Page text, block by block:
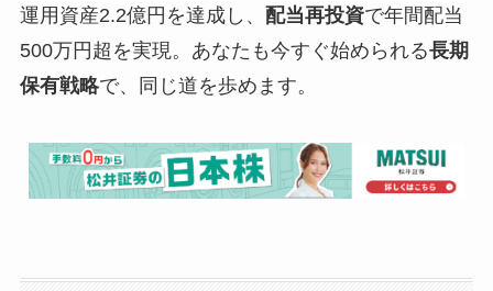
運用資産2.2億円を達成し、 配当再投資で年間配当
500万円超を実現。あなたも今すぐ始められる長期
保有戦略で、同じ道を歩めます。